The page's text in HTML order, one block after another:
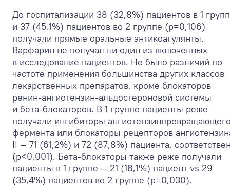
До госпитализации 38 (32,8%) пациентов в 1
и 37 (45,1%) пациентов во 2 группе (р=0,106)
получали прямые оральные антикоагулянты.
Варфарин не получал ни один из включенных
в исследование пациентов. Не было различий по
частоте применения большинства других классов
лекарственных препаратов, кроме блокаторов
ренин-ангиотензин-альдостероновой системы
и бета-блокаторов. В 1 группе пациенты реже
получали ингибиторы
фермента или блокаторы рецепторов
II — 71 (61,2%) и 72 (87,8%) пациента,
(р<0,001). Бета-блокаторы также реже получали
пациенты в 1 группе — 21 (18,1%) пациент vs 29
(35,4%) пациентов во 2 группе (р=0,030).